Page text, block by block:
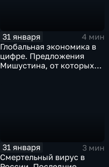
31 января
4 мин
Глобальная экономика в
цифре. Предложения
Мишустина, от которых
31 января
3 мин
Смертельный вирус в